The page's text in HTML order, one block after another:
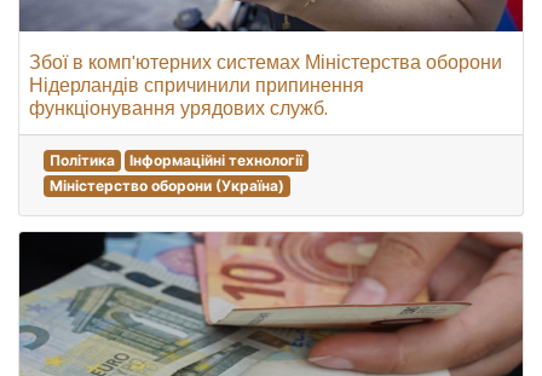
Збої в комп'ютерних системах Міністерства оборони
Нідерландів спричинили припинення
функціонування урядових служб.
Політика
Інформаційні технології
Міністерство оборони (Україна)